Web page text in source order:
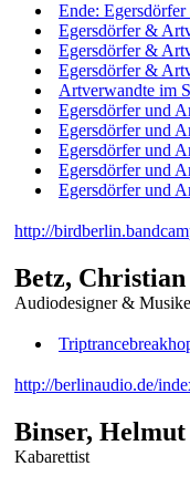
Ende:
Egersdörfer &
Egersdörfer &
Egersdörfer &
Artverwandte im
Egersdörfer und
Egersdörfer und
Egersdörfer und
Egersdörfer und
Egersdörfer und
http://
Betz, Christian
Audiodesigner &
http://berlinaudio.de/
Binser, Helmut
Kabarettist